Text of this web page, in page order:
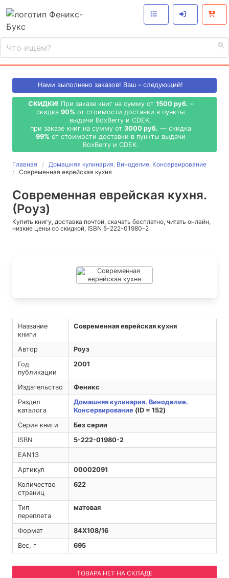
Нами выполнено заказов! Ваш – следующий!
СКИДКИ! При заказе книг на сумму от 1500 руб. –
скидка 90% от стоимости доставки в пункты
выдачи BoxBerry и CDEK,
при заказе книг на сумму от 3000 руб. — скидка
99% от стоимости доставки в пункты выдачи
BoxBerry и CDEK.
Главная
Домашняя кулинария. Виноделие. Консервирование
Современная еврейская кухня
Современная еврейская кухня.
(Роуз)
Купить книгу, доставка почтой, скачать бесплатно, читать онлайн,
низкие цены со скидкой, ISBN 5-222-01980-2
Название
книги
Современная еврейская кухня
Автор
Роуз
Год
публикации
2001
Издательство
Феникс
Раздел
каталога
Домашняя кулинария. Виноделие.
Консервирование(ID = 152)
Серия книги
Без серии
ISBN
5-222-01980-2
EAN13
Артикул
00002091
Количество
страниц
622
Тип
переплета
матовая
Формат
84Х108/16
Вес, г
695
ТОВАРА НЕТ НА СКЛАДЕ